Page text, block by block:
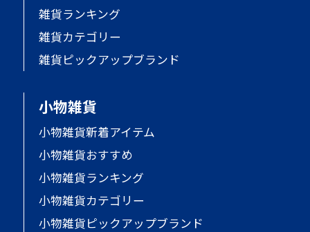
雑貨ランキング
雑貨カテゴリー
雑貨ピックアップブランド
小物雑貨
小物雑貨新着アイテム
小物雑貨おすすめ
小物雑貨ランキング
小物雑貨カテゴリー
小物雑貨ピックアップブランド